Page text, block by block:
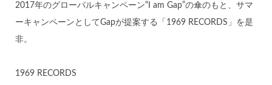
2017年のグローバルキャンペーン“I am Gap”の傘のもと、サマ
ーキャンペーンとしてGapが提案する「1969 RECORDS」を是
非。
1969 RECORDS